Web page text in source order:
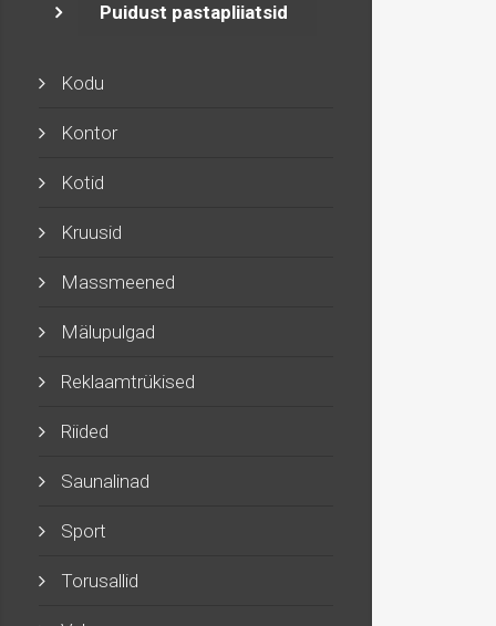
Puidust pastapliiatsid
Kodu
Kontor
Kotid
Kruusid
Massmeened
Mälupulgad
Reklaamtrükised
Riided
Saunalinad
Sport
Torusallid